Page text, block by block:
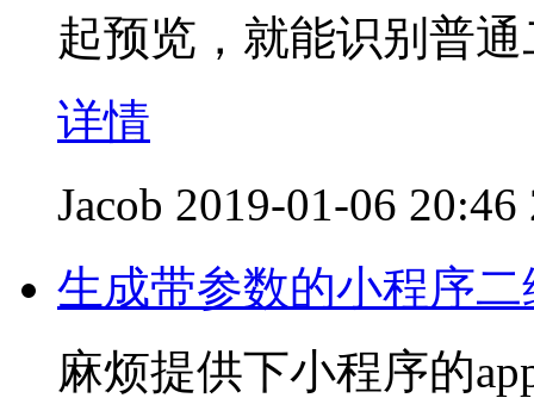
起预览，就能识别普
详情
Jacob 2019-01-06 20:46
生成带参数的小程序
麻烦提供下小程序的